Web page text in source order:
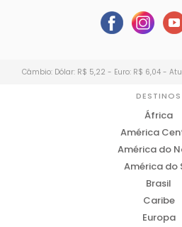
Câmbio: Dólar: R$ 5,22 - Euro: R$ 6,04 -
DESTINOS
África
América
América do
América do
Brasil
Caribe
Europa